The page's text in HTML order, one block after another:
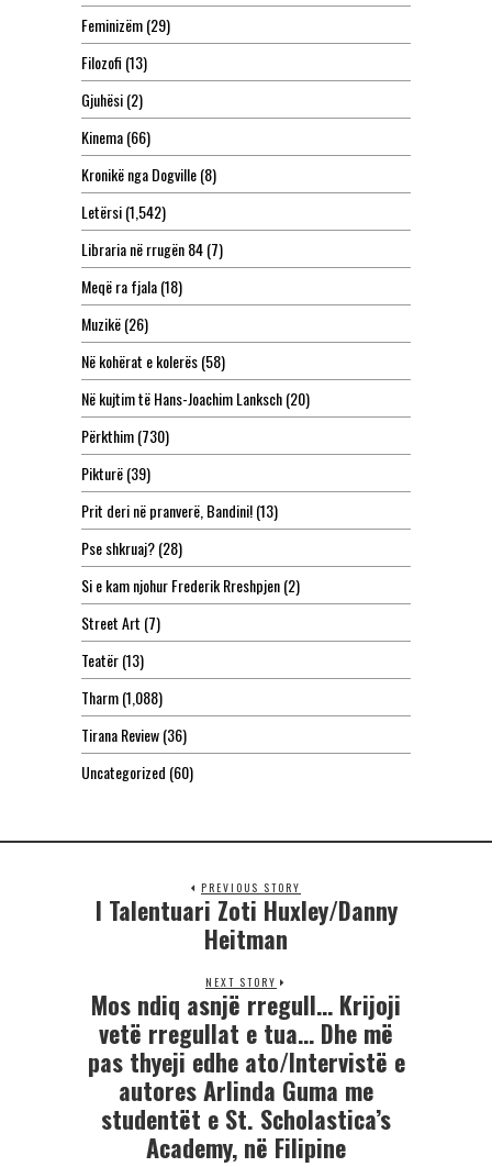
Feminizëm(29)
Filozofi (13)
Gjuhësi(2)
Kinema(66)
Kronikë nga Dogville(8)
Letërsi(1,542)
Libraria në rrugën 84(7)
Meqë ra fjala(18)
Muzikë(26)
Në kohërat e kolerës(58)
Në kujtim të Hans-Joachim Lanksch(20)
Përkthim(730)
Pikturë(39)
Prit deri në pranverë, Bandini!(13)
Pse shkruaj?(28)
Si e kam njohur Frederik Rreshpjen(2)
Street Art (7)
Teatër(13)
Tharm(1,088)
Tirana Review(36)
Uncategorized (60)
PREVIOUS STORY
I Talentuari Zoti Huxley/Danny
Heitman
NEXT STORY
Mos ndiq asnjë rregull… Krijoji
vetë rregullat e tua… Dhe më
pas thyeji edhe ato/Intervistë e
autores Arlinda Guma me
studentët e St. Scholastica’s
Academy, në Filipine